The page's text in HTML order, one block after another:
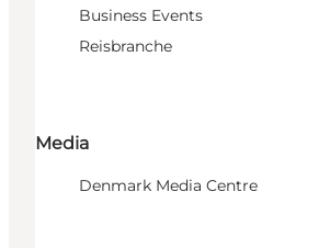
Business Events
Reisbranche
Media
Denmark Media Centre